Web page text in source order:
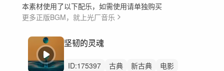
本素材使用了以下配乐，如需使用请单独购买
更多正版BGM，就上光厂音乐
坚韧的灵魂
ID:175397 古典 新古典
电影